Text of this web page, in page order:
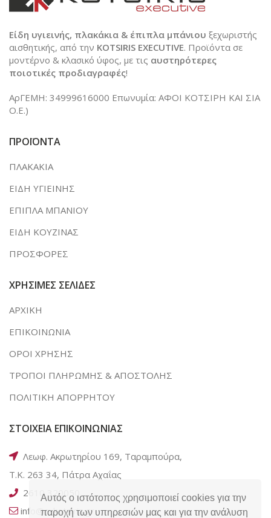
Αυτός ο ιστότοπος χρησιμοποιεί cookies για την
παροχή των υπηρεσιών μας και για την ανάλυση
Είδη υγιεινής, πλακάκια & έπιπλα μπάνιου ξεχωριστής
αισθητικής, από την KOTSIRIS EXECUTIVE. Προϊόντα σε
μοντέρνο & κλασικό ύφος, με τις αυστηρότερες
ποιοτικές προδιαγραφές!
ΑρΓΕΜΗ: 34999616000 Επωνυμία: ΑΦΟΙ ΚΟΤΣΙΡΗ ΚΑΙ ΣΙΑ
Ο.Ε.)
ΠΡΟΪΟΝΤΑ
ΠΛΑΚΑΚΙΑ
ΕΙΔΗ ΥΓΙΕΙΝΗΣ
ΕΠΙΠΛΑ ΜΠΑΝΙΟΥ
ΕΙΔΗ ΚΟΥΖΙΝΑΣ
ΠΡΟΣΦΟΡΕΣ
ΧΡΗΣΙΜΕΣ ΣΕΛΙΔΕΣ
ΑΡΧΙΚΗ
ΕΠΙΚΟΙΝΩΝΙΑ
ΟΡΟΙ ΧΡΗΣΗΣ
ΤΡΟΠΟΙ ΠΛΗΡΩΜΗΣ & ΑΠΟΣΤΟΛΗΣ
ΠΟΛΙΤΙΚΗ ΑΠΟΡΡΗΤΟΥ
ΣΤΟΙΧΕΙΑ ΕΠΙΚΟΙΝΩΝΙΑΣ
Λεωφ. Ακρωτηρίου 169, Ταραμπούρα,
Τ.Κ. 263 34, Πάτρα Αχαΐας
2610 320050
info@e-kotsiris.gr